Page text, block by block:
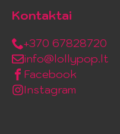
Kontaktai
+370 67828720
info@lollypop.lt
Facebook
Instagram